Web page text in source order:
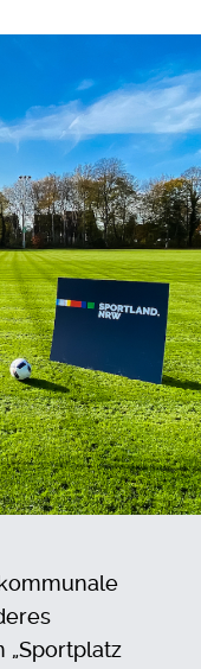
„Sportplatz